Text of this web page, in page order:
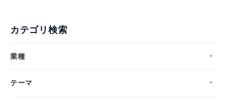
カテゴリ検索
業種
テーマ